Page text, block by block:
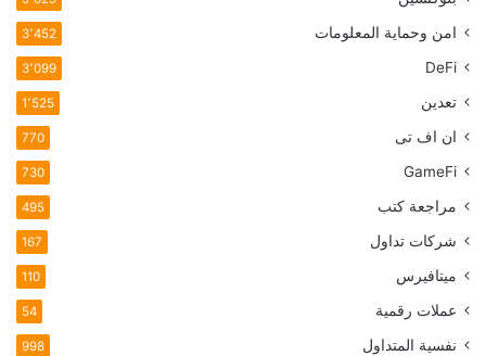
امن وحماية المعلومات 3٬452
DeFi 3٬099
تعدين 1٬525
ان اف تی 770
GameFi
730
مراجعة كتب 495
شركات تداول 167
ميتافيرس 110
عملات رقمية 54
نفسية المتداول 998